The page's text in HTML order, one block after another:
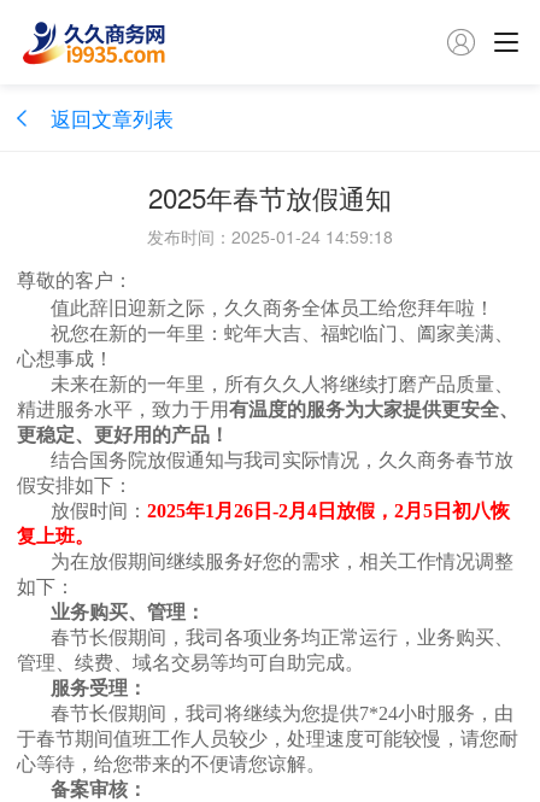

返回文章列表
2025年春节放假通知
发布时间：2025-01-24 14:59:18
尊敬的客户：
值此辞旧迎新之际，久久商务全体员工给您拜年啦！
祝您在新的一年里： 蛇年大吉 、福蛇临门、阖家美满、
心想事成！
未来在新的一年里 ，所有久久人将继续打磨产品质量、
精进服务水平，致力于用有温度的服务为大家提供更安全、
更稳定、更好用的产品！
结合国务院放假通知与我司实际情况，久久商务春节放
假安排如下：
放假时间： 2025年1月 26 日-2月 4 日放假，2月 5 日 初八恢
复上班。
为在放假期间继续服务好您的需求，相关工作情况调整
如下：
业务购买、管理：
春节长假期间，我司各项业务均正常运行，业务购买、
管理、续费
域名交易等均可自助完成。
服务受理：
春节长假期间，我司将继续为您提供7*24小时服务，由
于春节期间值班工作人员较少，处理速度可能较慢，请您耐
心等待，给您带来的不便请您谅解。
备案审核：